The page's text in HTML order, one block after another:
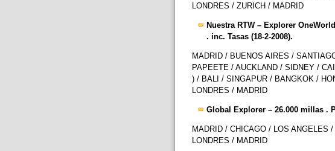
LONDRES / ZURICH / MADRID
Nuestra RTW – Explorer
. inc. Tasas (18-2-2008).
MADRID / BUENOS AIRES /
PAPEETE / AUCKLAND / SIDNEY /
) / BALI / SINGAPUR / BANGKOK /
LONDRES / MADRID
Global Explorer – 26.000 millas .
MADRID / CHICAGO / LOS ANGELES
LONDRES / MADRID